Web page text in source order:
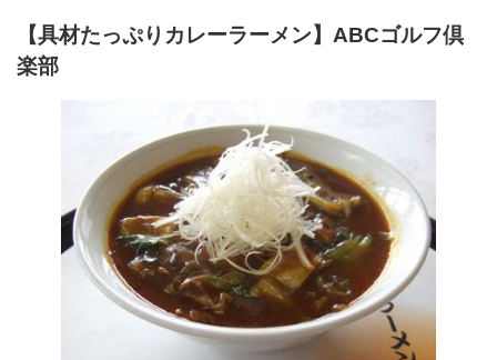
【具材たっぷりカレーラーメン】ABCゴルフ倶
楽部